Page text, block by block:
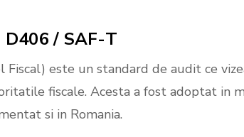
D406 / SAF-T
este un standard de audit ce
fiscale. Acesta a fost adoptat in
si in Romania.